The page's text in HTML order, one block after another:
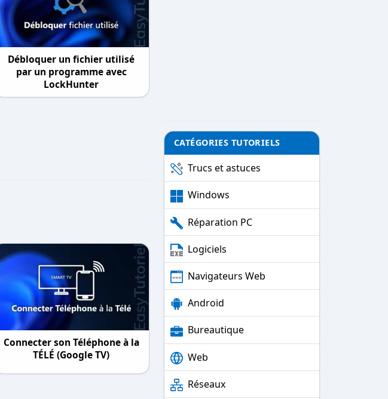
Débloquer un fichier utilisé
par un programme avec
LockHunter
Connecter son Téléphone à la
TÉLÉ (Google TV)
CATÉGORIES TUTORIELS
Trucs et astuces
Windows
Réparation PC
Logiciels
Navigateurs Web
Android
Bureautique
Web
Réseaux